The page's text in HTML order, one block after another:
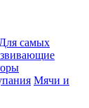
Для самых
Мячи и